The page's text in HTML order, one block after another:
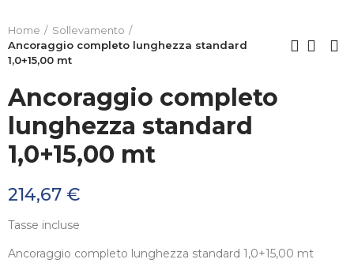
Home
Sollevamento
Ancoraggio completo lunghezza standard
1,0+15,00 mt
Ancoraggio completo
lunghezza standard
1,0+15,00 mt
214,67 €
Tasse incluse
Ancoraggio completo lunghezza standard 1,0+15,00 mt